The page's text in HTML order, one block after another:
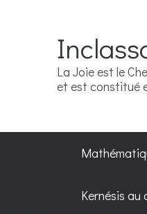
La Joie est le
et est constitué
Kernésis au